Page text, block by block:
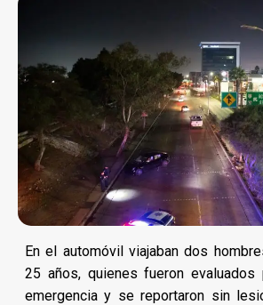
En el automóvil viajaban dos
25 años, quienes fueron
emergencia y se reportaron sin